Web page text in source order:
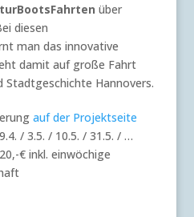
über
diesen
man das innovative
damit auf große Fahrt
Stadtgeschichte Hannovers.
auf der Projektseite
/ 3.5. / 10.5. / 31.5. / …
€ inkl. einwöchige